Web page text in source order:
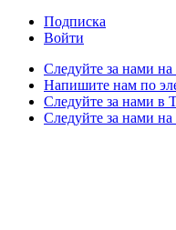
Подписка
Войти
Следуйте за нами на
Напишите нам по
Следуйте за нами в
Следуйте за нами на